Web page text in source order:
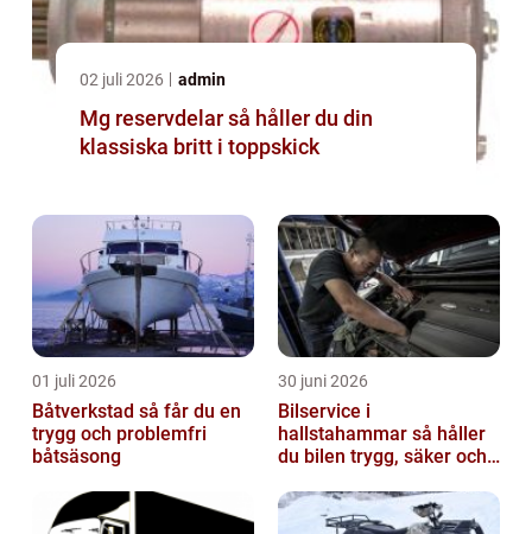
02 juli 2026 admin
Mg reservdelar så håller du din
klassiska britt i toppskick
01 juli 2026
Båtverkstad så får du en
trygg och problemfri
båtsäsong
30 juni 2026
Bilservice i
hallstahammar så håller
du bilen trygg, säker och